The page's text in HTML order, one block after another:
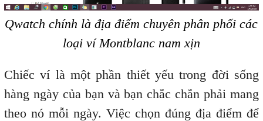
Qwatch chính là địa điểm chuyên phân phối các
loại ví Montblanc nam xịn
Chiếc ví là một phần thiết yếu trong đời sống
hàng ngày của bạn và bạn chắc chắn phải mang
theo nó mỗi ngày. Việc chọn đúng địa điểm để